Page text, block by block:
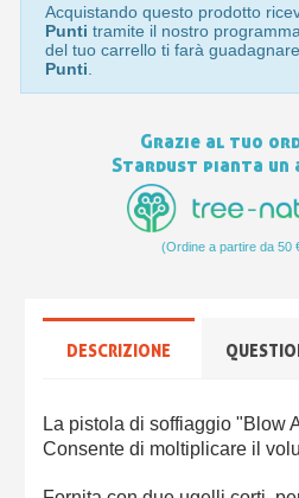
Acquistando questo prodotto
Punti tramite il nostro
del tuo carrello ti farà guadagnare
Punti
Grazie al tuo
Stardust pianta un
(Ordine a partire da 50
DESCRIZIONE
La pistola di soffiaggio "Blow
Consente di moltiplicare il